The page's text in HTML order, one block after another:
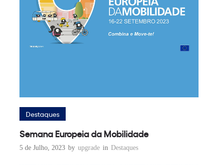
Destaques
Semana Europeia da Mobilidade
5 de Julho, 2023 by upgrade in Destaques